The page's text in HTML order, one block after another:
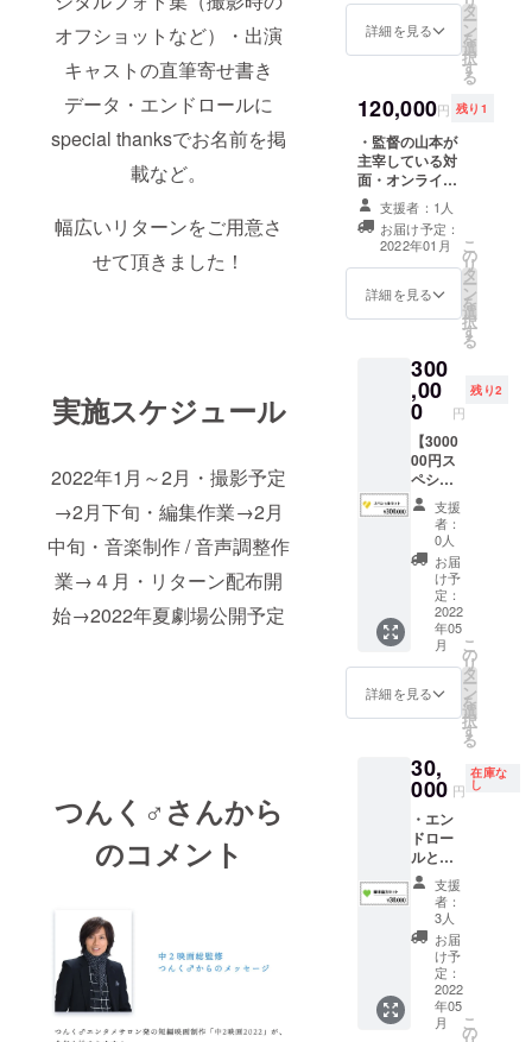
オフショットなど）・出演
キャストの直筆寄せ書き
データ・エンドロールに
special thanksでお名前を掲
載など。
幅広いリターンをご用意さ
せて頂きました！
実施スケジュール
2022年1月～2月・撮影予定
→2月下旬・編集作業→2月
中旬・音楽制作 / 音声調整作
業→４月・リターン配布開
始→2022年夏劇場公開予定
つんく♂さんから
のコメント
す。そ
の場合
CAMPF
使用の
ザーID
を掲載
させて
頂きま
す。
掲載す
るお名
上、第
特定す
る内容
や公序
良俗に
反する
場合は
掲載を
させて
頂く場
す。そ
の場合
CAMPF
IREでご
使用の
ユー
ザーID
を掲載
させて
頂きま
す。
thanks
として
頂きま
す。 ※
支援
時、必
ず備考
欄にエ
ンド
ロール
に掲載
するお
名前
をご記
入くだ
さい。
掲載す
るお名
前や企
業名は
審査の
上、第
３者を
特定す
る内容
や公序
良俗に
反する
場合は
掲載を
お断り
ざいま
す。そ
CAMPF
IREでご
使用の
ユー
ザーID
を掲載
させて
頂きま
す。
や媒体
などは
相談の
上で書
しま
す。映
画祭を
狙うも
よし、
打つも
よし、
使い方
は自由
です！
【アソ
シエイ
トプロ
デュー
とし
て、大
きくお
名前を
記載さ
きま
す。 ・
本編
DVD（
本編＋
スト全
員のお
礼動画
（全て
の購入
者共通
になり
ます）
・キャ
スト全
員のサ
イン入
り台本
・キャ
スト全
員のデ
ジタル
フォト
ショッ
トな
ど） ・
出演
キャス
トの直
筆寄せ
書き
データ
※なお
キャス
ト全員
は【わ
かな、
セリ
詳細を見る
タ
ー
ン
を
選
択
す
る
120,000円 残り1
・監督の山本が
主宰している対
面・オンライン
演技ワーク
ショップ（月1-2
回開催）を、
2022年12月ま
で、1年間受け放
題になるセット
支援者：1人
お届け予定：
2022年01月
詳細を見る
こ
の
リ
タ
ー
ン
を
選
択
す
る
300
,00
0 円
残り2
【3000
00円ス
ペシャ
ルセッ
ト】 エ
ンド
ロール
の目立
つとこ
ろに、
【特別
協賛】
とし
て、大
きくお
名前を
せて頂
きます
（会社
名、法
人名な
ども可
能で
す） ・
撮影日
のお弁
当を豪
華にし
ます！
（お名
前は目
支援
者：
0人
お届
け予
定：
2022
年05
月
詳細を見る
こ
の
リ
タ
ー
ン
を
選
択
す
る
30,
000 円
在庫な
し
・エン
ドロー
ルと台
本に
【脚本
協力】
として
クレ
ジット
致しま
す。ご
自身の
支援
者：
3人
お届
け予
定：
2022
年05
月
こ
の